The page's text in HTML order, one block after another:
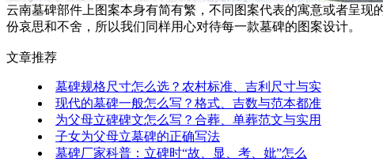
云南墓碑部件上图案本身有简有繁，不同图案代表的寓意或者呈现
份哀思和不舍，所以我们同样用心对待每一款墓碑的图案设计。
文章推荐
墓碑规格尺寸怎么选？农村标准、吉利尺寸与实
现代的墓碑一般怎么写？格式、吉数与范本都准
为父母立碑碑文怎么写？合葬、单葬范文与实用
子女为父母立墓碑的正确写法
墓碑厂家科普：立碑时“故、显、考、妣”怎么